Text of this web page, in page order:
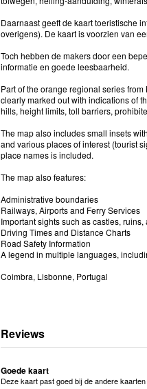
Daarnaast geeft de kaart toeristische
overigens). De kaart is voorzien van
Toch hebben de makers door een
informatie en goede leesbaarheid.
Part of the orange regional series
clearly marked out with indications of
hills, height limits, toll barriers,
The map also includes small insets
and various places of interest (tourist
place names is included.
The map also features:
Administrative boundaries
Railways, Airports and Ferry Services
Important sights such as castles,
Driving Times and Distance Charts
Road Safety Information
A legend in multiple languages,
Coimbra, Lisbonne, Portugal
Reviews
Goede kaart
Deze kaart past goed bij de andere